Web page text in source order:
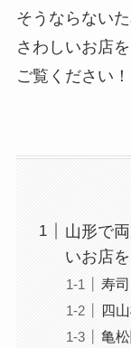
そうならない
さわしいお店
ご覧ください！
山形で
いお店
寿
四
亀